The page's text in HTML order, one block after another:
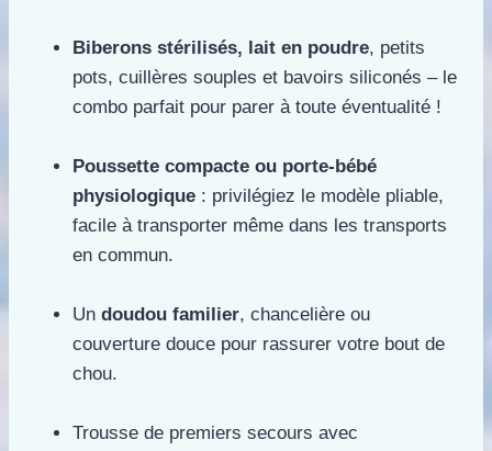
Biberons stérilisés, lait en poudre, petits
pots, cuillères souples et bavoirs siliconés – le
combo parfait pour parer à toute éventualité !
Poussette compacte ou porte-bébé
physiologique : privilégiez le modèle pliable,
facile à transporter même dans les transports
en commun.
Un doudou familier, chancelière ou
couverture douce pour rassurer votre bout de
chou.
Trousse de premiers secours avec